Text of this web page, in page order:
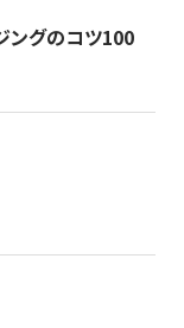
ングのコツ100